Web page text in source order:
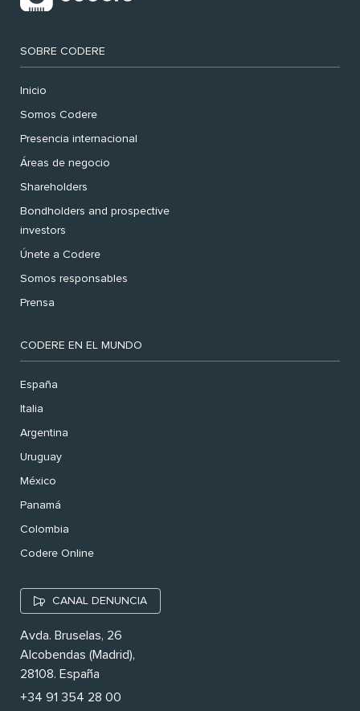
SOBRE CODERE
Inicio
Somos Codere
Presencia internacional
Áreas de negocio
Shareholders
Bondholders and prospective
investors
Únete a Codere
Somos responsables
Prensa
CODERE EN EL MUNDO
España
Italia
Argentina
Uruguay
México
Panamá
Colombia
Codere Online
CANAL DENUNCIA
Avda. Bruselas, 26
Alcobendas (Madrid),
28108. España
+34 91 354 28 00